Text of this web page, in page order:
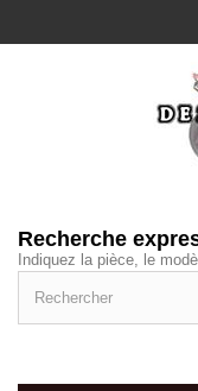
Recherche
Indiquez la pièce, le